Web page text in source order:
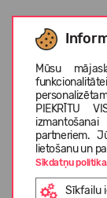
Mūsu
PIEKRĪTU
partneriem.
lietošanu un
Sīkdatņu
Sīkfailu